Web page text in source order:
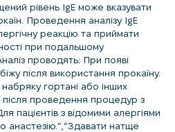
рівень IgE може вказувати
Проведення аналізу IgE
реакцію та приймати
при подальшому
проводять: При появі
після використання прокаїну.
гортані або інших
після проведення процедур з
пацієнтів з відомими алергіями
анастезію.”,”Здавати натще